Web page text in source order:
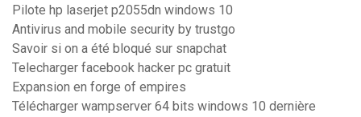
Pilote hp laserjet p2055dn windows 10
Antivirus and mobile security by trustgo
Savoir si on a été bloqué sur snapchat
Telecharger facebook hacker pc gratuit
Expansion en forge of empires
Télécharger wampserver 64 bits windows 10 dernière